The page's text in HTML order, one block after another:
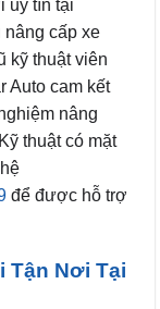
uy tín tại
nâng cấp xe
kỹ thuật viên
Auto cam kết
nâng
thuật có mặt
để được hỗ trợ
Tận Nơi Tại